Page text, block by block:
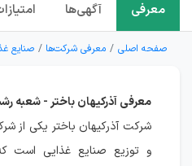
معرفی آگهی‌ها
صفحه اصلی معرفی شرکت‌ها صنایع
معرفی آذرکیهان باختر - شعبه
شرکت آذرکیهان باختر یکی از
و توزیع صنایع غذایی است که